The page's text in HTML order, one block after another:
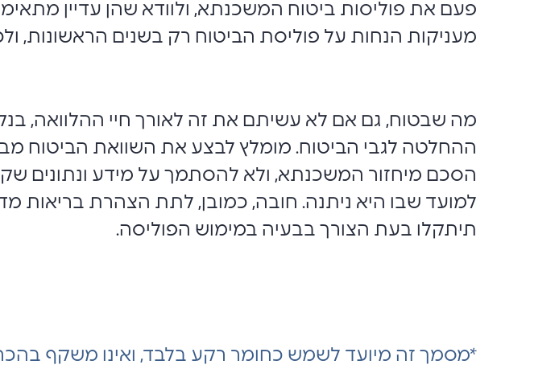
פעם את פוליסות ביטוח המשכנתא, ולוודא שהן עדיין
מעניקות הנחות על פוליסת הביטוח רק בשנים הראשונות,
מה שבטוח, גם אם לא עשיתם את זה לאורך חיי ההלוואה,
ההחלטה לגבי הביטוח. מומלץ לבצע את השוואת הביטוח
הסכם מיחזור המשכנתא, ולא להסתמך על מידע ונתונים
למועד שבו היא ניתנה. חובה, כמובן, לתת הצהרת בריאות
תיתקלו בעת הצורך בבעיה במימוש הפוליסה.
*מסמך זה מיועד לשמש כחומר רקע בלבד, ואינו משקף